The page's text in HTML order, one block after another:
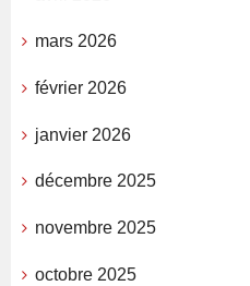
mars 2026
février 2026
janvier 2026
décembre 2025
novembre 2025
octobre 2025